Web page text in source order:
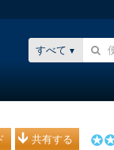
すべて
共有する